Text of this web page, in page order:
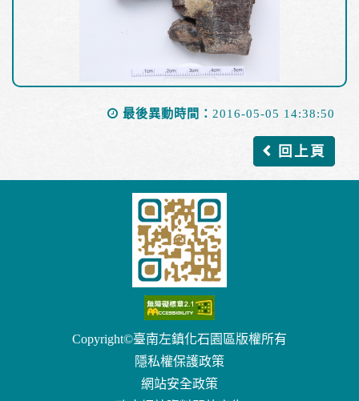
最後異動時間： 2016-05-05 14:38:50
回上頁
Copyright©臺南左鎮化石園區版權所有
隱私權保護政策
網站安全政策